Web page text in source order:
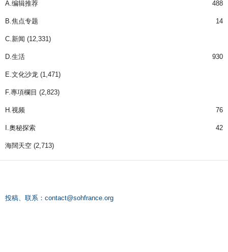
A.编辑推荐 488
B.焦点专题 14
C.新闻 (12,331)
D.生活 930
E.文化沙龙 (1,471)
F.專項欄目 (2,823)
H.视频 76
I.奧秘探索 42
海闊天空 (2,713)
投稿、联系： contact@sohfrance.org